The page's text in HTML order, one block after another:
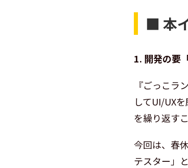
■ 本
1. 開発の要
『ごっこラ
してUI/UX
を繰り返す
今回は、春
テスター」